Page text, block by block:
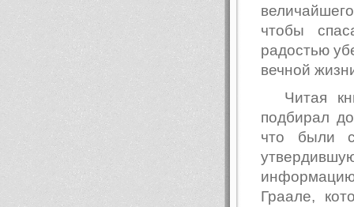
чтобы
радостью
вечной
Читая
подбирал
что были
Граале,